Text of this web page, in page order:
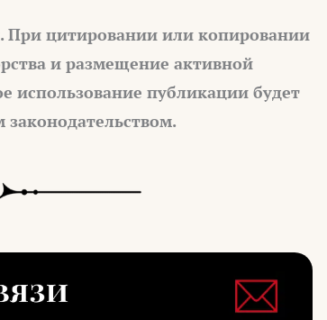
цитировании или копировании
и размещение активной
использование публикации будет
законодательством.